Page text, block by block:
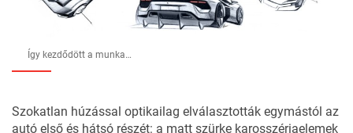
Így kezdődött a munka…
Szokatlan húzással optikailag elválasztották egymástól az
autó első és hátsó részét: a matt szürke karosszériaelemek